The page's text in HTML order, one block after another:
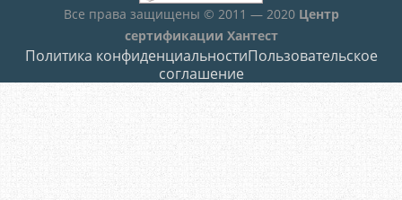
Все права защищены © 2011 — 2020 Центр
сертификации Хантест
Политика конфиденциальностиПользовательское
соглашение